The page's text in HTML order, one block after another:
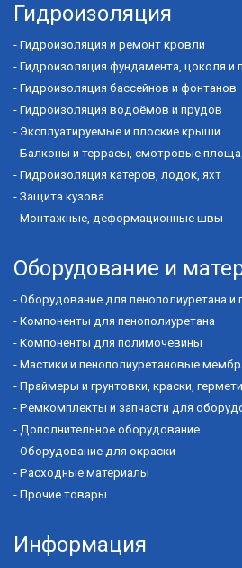
Гидроизоляция
- Гидроизоляция и ремонт кровли
- Гидроизоляция фундамента, цоколя и
- Гидроизоляция бассейнов и фонтанов
- Гидроизоляция водоёмов и прудов
- Эксплуатируемые и плоские крыши
- Балконы и террасы, смотровые
- Гидроизоляция катеров, лодок, яхт
- Защита кузова
- Монтажные, деформационные швы
Оборудование и
- Оборудование для пенополиуретана и
- Компоненты для пенополиуретана
- Компоненты для полимочевины
- Мастики и пенополиуретановые
- Праймеры и грунтовки, краски,
- Ремкомплекты и запчасти для
- Дополнительное оборудование
- Оборудование для окраски
- Расходные материалы
- Прочие товары
Информация